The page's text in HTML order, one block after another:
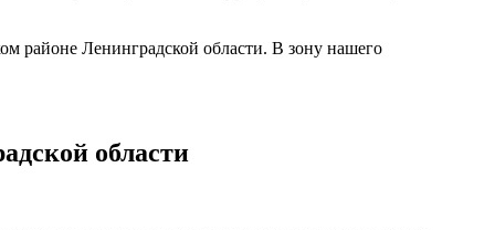
районе Ленинградской области. В зону нашего
области